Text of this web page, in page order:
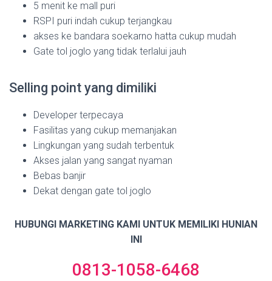
5 menit ke mall puri
RSPI puri indah cukup terjangkau
akses ke bandara soekarno hatta cukup mudah
Gate tol joglo yang tidak terlalui jauh
Selling point yang dimiliki
Developer terpecaya
Fasilitas yang cukup memanjakan
Lingkungan yang sudah terbentuk
Akses jalan yang sangat nyaman
Bebas banjir
Dekat dengan gate tol joglo
HUBUNGI MARKETING KAMI UNTUK MEMILIKI HUNIAN
INI
0813-1058-6468